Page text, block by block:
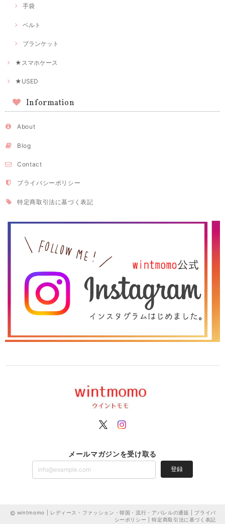
手袋
ベルト
ブランケット
★スマホケース
★USED
Information
About
Blog
Contact
プライバシーポリシー
特定商取引法に基づく表記
メールマガジンを受け取る
登録
wintmomo | レディース・ファッション・韓国・流行・アパレルの通販 | プライバ
シーポリシー
|特定商取引法に基づく表記